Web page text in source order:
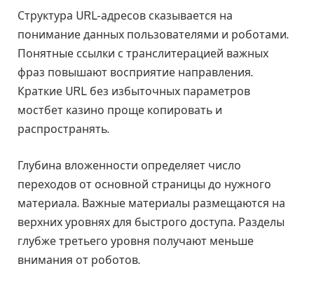
Структура URL-адресов сказывается на
понимание данных пользователями и роботами.
Понятные ссылки с транслитерацией важных
фраз повышают восприятие направления.
Краткие URL без избыточных параметров
мостбет казино проще копировать и
распространять.
Глубина вложенности определяет число
переходов от основной страницы до нужного
материала. Важные материалы размещаются на
верхних уровнях для быстрого доступа. Разделы
глубже третьего уровня получают меньше
внимания от роботов.